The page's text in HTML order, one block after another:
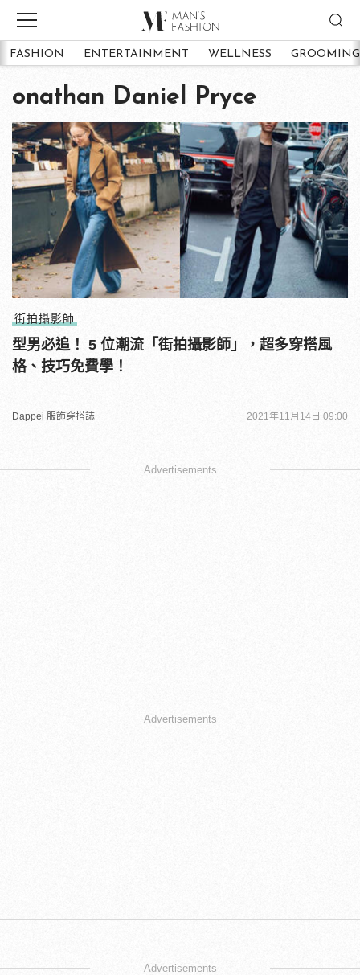
FASHION ENTERTAINMENT WELLNESS GROOMING
onathan Daniel Pryce
街拍攝影師
型男必追！ 5 位潮流「街拍攝影師」，超多穿搭風
格、技巧免費學！
Dappei 服飾穿搭誌 2021年11月14日 09:00
Advertisements
Advertisements
Advertisements